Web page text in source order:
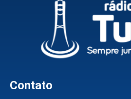
Contato